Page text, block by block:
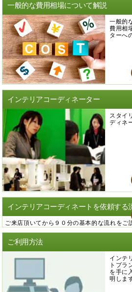
一般的な費用相場について解説
一般的
費用相
ターへ
インテリアコーディネーター
スタイ
ディネ
インテリアコーディネートを依頼する
ご来店頂いてから９０分の基本的な流れをご
ご利用方法
インテ
トプラ
を手に
明しま